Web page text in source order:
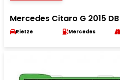
Mercedes Citaro G 2015
Rietze Mercedes